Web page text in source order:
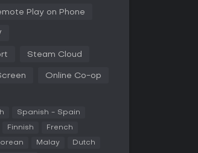
Zeit läuft weiter, und deine
deinem anpassbaren Haus
Hunde begleiten dich und
ein oder öffne deine
darüber, was Gäste tun
nein.
Play on Phone
Steam Cloud
Online Co-op
Spanish - Spain
Finnish French
Malay Dutch